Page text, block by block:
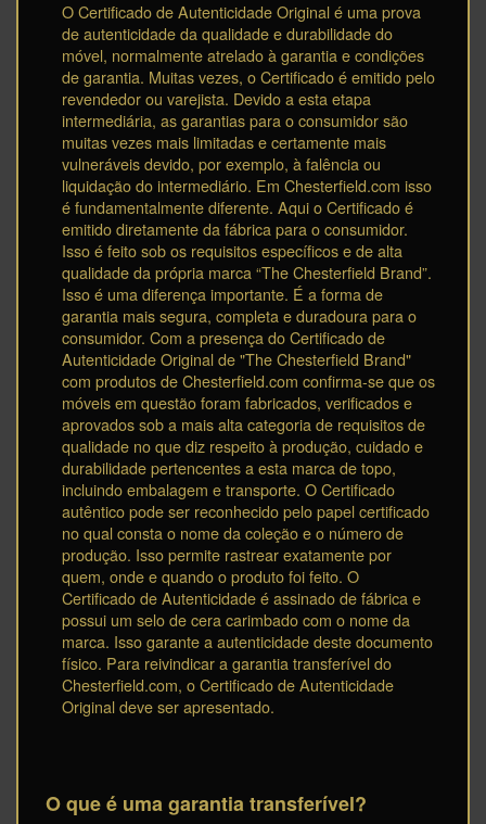
O Certificado de Autenticidade Original é uma prova
de autenticidade da qualidade e durabilidade do
móvel, normalmente atrelado à garantia e condições
de garantia. Muitas vezes, o Certificado é emitido pelo
revendedor ou varejista. Devido a esta etapa
intermediária, as garantias para o consumidor são
muitas vezes mais limitadas e certamente mais
vulneráveis devido, por exemplo, à falência ou
liquidação do intermediário. Em Chesterfield.com isso
é fundamentalmente diferente. Aqui o Certificado é
emitido diretamente da fábrica para o consumidor.
Isso é feito sob os requisitos específicos e de alta
qualidade da própria marca “The Chesterfield Brand”.
Isso é uma diferença importante. É a forma de
garantia mais segura, completa e duradoura para o
consumidor. Com a presença do Certificado de
Autenticidade Original de "The Chesterfield Brand"
com produtos de Chesterfield.com confirma-se que os
móveis em questão foram fabricados, verificados e
aprovados sob a mais alta categoria de requisitos de
qualidade no que diz respeito à produção, cuidado e
durabilidade pertencentes a esta marca de topo,
incluindo embalagem e transporte. O Certificado
autêntico pode ser reconhecido pelo papel certificado
no qual consta o nome da coleção e o número de
produção. Isso permite rastrear exatamente por
quem, onde e quando o produto foi feito. O
Certificado de Autenticidade é assinado de fábrica e
possui um selo de cera carimbado com o nome da
marca. Isso garante a autenticidade deste documento
físico. Para reivindicar a garantia transferível do
Chesterfield.com, o Certificado de Autenticidade
Original deve ser apresentado.
O que é uma garantia transferível?